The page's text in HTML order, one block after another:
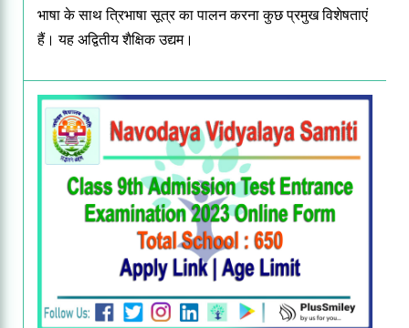
भाषा के साथ त्रिभाषा सूत्र का पालन करना कुछ प्रमुख विशेषताएं
हैं। यह अद्वितीय शैक्षिक उद्यम।